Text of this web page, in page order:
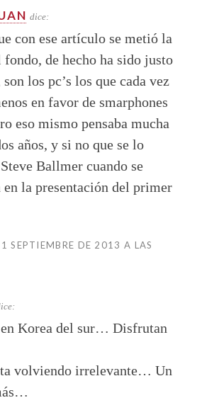
dice:
con ese artículo se metió la
fondo, de hecho ha sido justo
los pc’s los que cada vez
en favor de smarphones
eso mismo pensaba mucha
años, y si no que se lo
Ballmer cuando se
en la presentación del primer
SEPTIEMBRE DE 2013 A LAS
Korea del sur… Disfrutan
volviendo irrelevante… Un